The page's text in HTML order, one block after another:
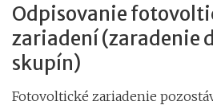
Odpisovanie
zariadení (zaradenie
skupín)
Fotovoltické zariadenie